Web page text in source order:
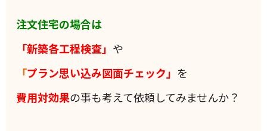
注文住宅の場合は
「新築各工程検査」 や
「プラン思い込み図面チェック」 を
費用対効果の事も考えて依頼してみませんか？